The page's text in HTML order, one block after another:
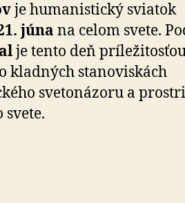
je humanistický sviatok
júna na celom svete.
je tento deň
kladných stanoviskách
svetonázoru a